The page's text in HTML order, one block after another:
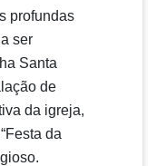
profundas
ser
Santa
de
da igreja,
da